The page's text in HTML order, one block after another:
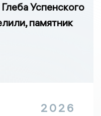
Успенского
памятник
2026